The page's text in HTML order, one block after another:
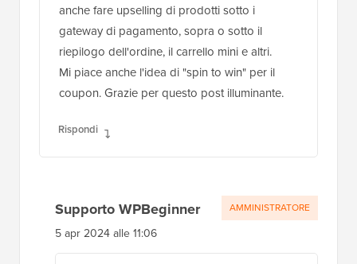
anche fare upselling di prodotti sotto i
gateway di pagamento, sopra o sotto il
riepilogo dell'ordine, il carrello mini e altri.
Mi piace anche l'idea di "spin to win" per il
coupon. Grazie per questo post illuminante.
Rispondi
Supporto WPBeginner
5 apr 2024 alle 11:06
AMMINISTRATORE